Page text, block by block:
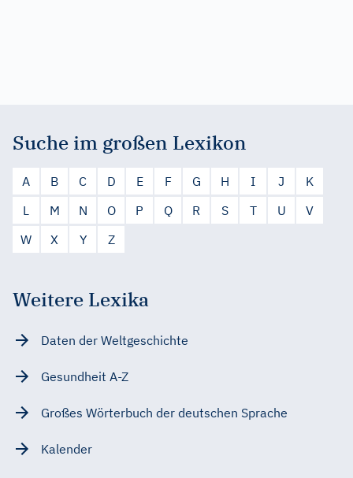
Suche im großen Lexikon
A B C D E F G H I J
K
L
M N O P Q R S T U
V
W
X Y Z
Weitere Lexika
Daten der Weltgeschichte
Gesundheit A-Z
Großes Wörterbuch der deutschen Sprache
Kalender